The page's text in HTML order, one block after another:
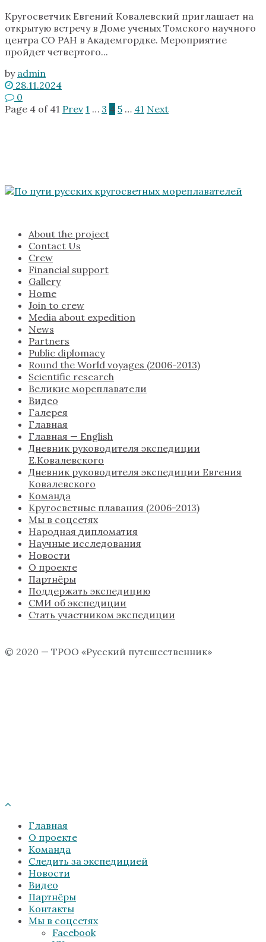
Кругосветчик Евгений Ковалевский приглашает на
открытую встречу в Доме ученых Томского научного
центра СО РАН в Академгордке. Мероприятие
пройдет четвертого...
by admin
28.11.2024
0
Page 4 of 41 Prev 1 … 3 4 5 … 41 Next
About the project
Contact Us
Crew
Financial support
Gallery
Home
Join to crew
Media about expedition
News
Partners
Public diplomacy
Round the World voyages (2006-2013)
Scientific research
Великие мореплаватели
Видео
Галерея
Главная
Главная — English
Дневник руководителя экспедиции
Е.Ковалевского
Дневник руководителя экспедиции Евгения
Ковалевского
Команда
Кругосветные плавания (2006-2013)
Мы в соцсетях
Народная дипломатия
Научные исследования
Новости
О проекте
Партнёры
Поддержать экспедицию
СМИ об экспедиции
Стать участником экспедиции
© 2020 — ТРОО «Русский путешественник»
Главная
О проекте
Команда
Следить за экспедицией
Новости
Видео
Партнёры
Контакты
Мы в соцсетях
Facebook